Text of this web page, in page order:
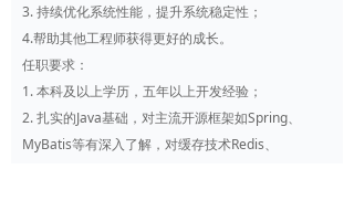
3. 持续优化系统性能，提升系统稳定性；
4.帮助其他工程师获得更好的成长。
任职要求：
1. 本科及以上学历，五年以上开发经验；
2. 扎实的Java基础，对主流开源框架如Spring、
MyBatis等有深入了解，对缓存技术Redis、